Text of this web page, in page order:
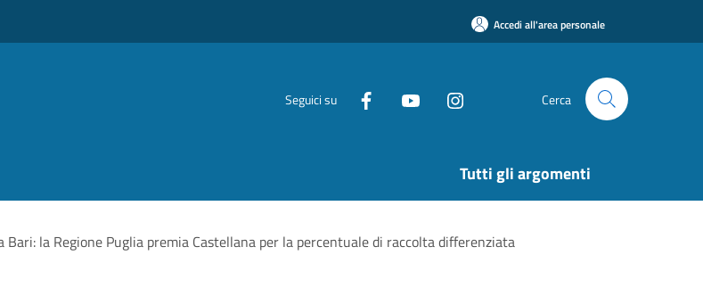
Accedi all'area personale
Seguici su Cerca
Tutti gli argomenti
Bari: la Regione Puglia premia Castellana per la percentuale di raccolta differenziata